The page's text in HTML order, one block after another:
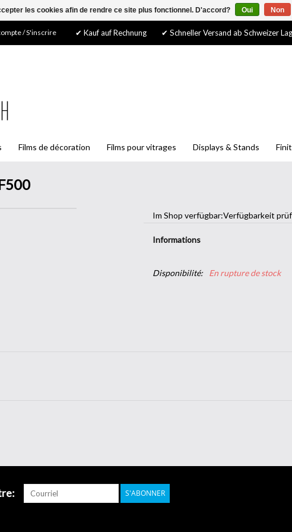
/ S'inscrire ✔ Kauf auf Rechnung ✔ Schneller Versand ab Schweizer
Films de décoration Films pour vitrages Displays & Stands
Im Shop verfügbar:Verfügbarkeit
Informations
Disponibilité: En rupture de stock
S'ABONNER
les cookies afin de rendre ce site plus fonctionnel. D'accord? Oui Non